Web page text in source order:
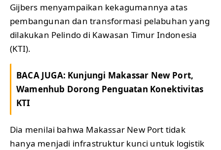
Gijbers menyampaikan kekagumannya atas
pembangunan dan transformasi pelabuhan yang
dilakukan Pelindo di Kawasan Timur Indonesia
(KTI).
BACA JUGA: Kunjungi Makassar New Port,
Wamenhub Dorong Penguatan Konektivitas
KTI
Dia menilai bahwa Makassar New Port tidak
hanya menjadi infrastruktur kunci untuk logistik